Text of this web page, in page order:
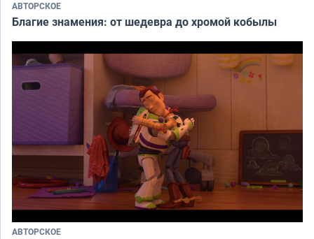
АВТОРСКОЕ
Благие знамения: от шедевра до хромой кобылы
АВТОРСКОЕ